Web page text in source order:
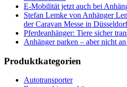
E-Mobilität jetzt auch bei
Stefan Lemke von Anhänger
der Caravan Messe in Düsseldorf
Pferdeanhänger: Tiere sicher
Anhänger parken – aber nicht
Produktkategorien
Autotransporter